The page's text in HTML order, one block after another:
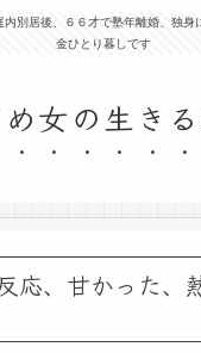
別居後、６６才で塾年離婚、独身
金ひとり暮しです
女の生き
応、甘かった、